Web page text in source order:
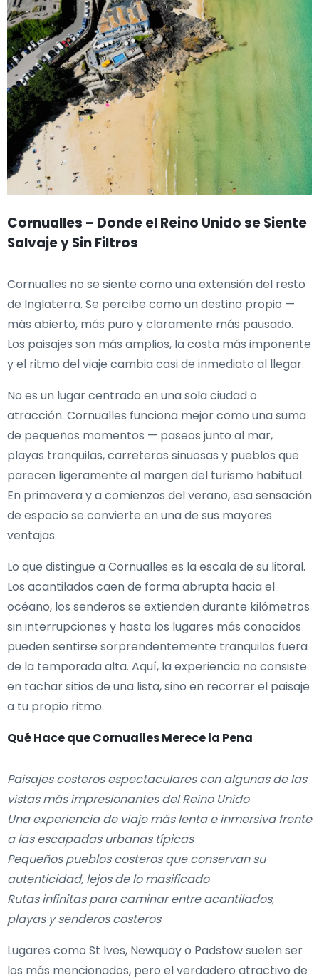
Cornualles – Donde el Reino Unido se Siente
Salvaje y Sin Filtros
Cornualles no se siente como una extensión del resto
de Inglaterra. Se percibe como un destino propio —
más abierto, más puro y claramente más pausado.
Los paisajes son más amplios, la costa más imponente
y el ritmo del viaje cambia casi de inmediato al llegar.
No es un lugar centrado en una sola ciudad o
atracción. Cornualles funciona mejor como una suma
de pequeños momentos — paseos junto al mar,
playas tranquilas, carreteras sinuosas y pueblos que
parecen ligeramente al margen del turismo habitual.
En primavera y a comienzos del verano, esa sensación
de espacio se convierte en una de sus mayores
ventajas.
Lo que distingue a Cornualles es la escala de su litoral.
Los acantilados caen de forma abrupta hacia el
océano, los senderos se extienden durante kilómetros
sin interrupciones y hasta los lugares más conocidos
pueden sentirse sorprendentemente tranquilos fuera
de la temporada alta. Aquí, la experiencia no consiste
en tachar sitios de una lista, sino en recorrer el paisaje
a tu propio ritmo.
Qué Hace que Cornualles Merece la Pena
Paisajes costeros espectaculares con algunas de las
vistas más impresionantes del Reino Unido
Una experiencia de viaje más lenta e inmersiva frente
a las escapadas urbanas típicas
Pequeños pueblos costeros que conservan su
autenticidad, lejos de lo masificado
Rutas infinitas para caminar entre acantilados,
playas y senderos costeros
Lugares como St Ives, Newquay o Padstow suelen ser
los más mencionados, pero el verdadero atractivo de